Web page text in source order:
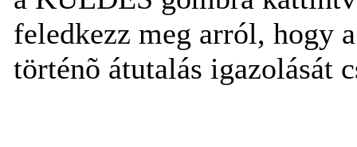
feledkezz meg arról, hogy
történõ átutalás igazolását